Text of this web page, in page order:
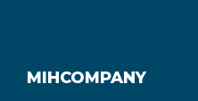
MIHCOMPANY